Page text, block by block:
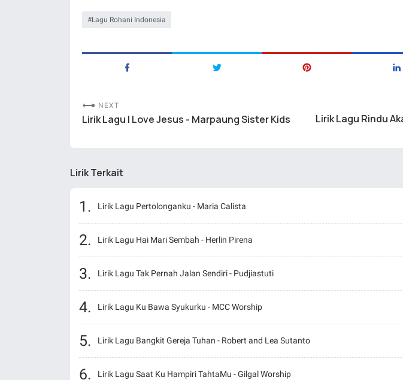
Lagu Rohani Indonesia
NEXT
Lirik Lagu I Love Jesus - Marpaung Sister Kids
Lirik Lagu Rindu
Lirik Terkait
Lirik Lagu Pertolonganku - Maria Calista
Lirik Lagu Hai Mari Sembah - Herlin Pirena
Lirik Lagu Tak Pernah Jalan Sendiri - Pudjiastuti
Lirik Lagu Ku Bawa Syukurku - MCC Worship
Lirik Lagu Bangkit Gereja Tuhan - Robert and Lea Sutanto
Lirik Lagu Saat Ku Hampiri TahtaMu - Gilgal Worship